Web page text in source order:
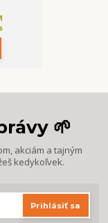
🌱
akciám a tajným
kedykoľvek.
Prihlásiť sa